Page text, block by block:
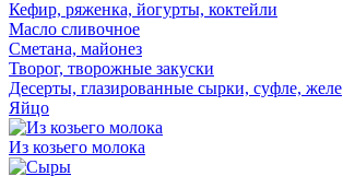
Кефир, ряженка, йогурты, коктейли
Масло сливочное
Сметана, майонез
Творог, творожные закуски
Десерты, глазированные сырки, суфле, желе
Яйцо
Из козьего молока